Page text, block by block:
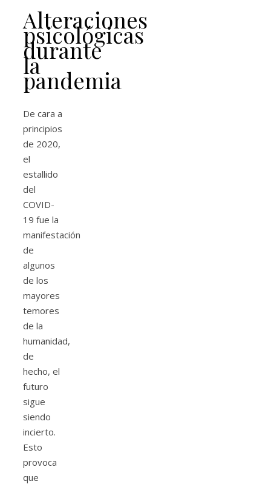
Alteraciones
psicológicas
durante
la
pandemia
De cara a
principios
de 2020,
el
estallido
del
COVID-
19 fue la
manifestación
de
algunos
de los
mayores
temores
de la
humanidad,
de
hecho, el
futuro
sigue
siendo
incierto.
Esto
provoca
que